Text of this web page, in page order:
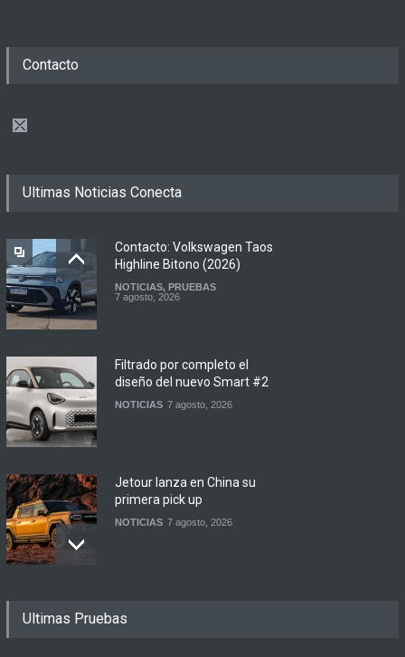
Contacto
Ultimas Noticias Conecta
Contacto: Volkswagen Taos
Highline Bitono (2026)
NOTICIAS, PRUEBAS
7 agosto, 2026
Filtrado por completo el
diseño del nuevo Smart #2
NOTICIAS 7 agosto, 2026
Jetour lanza en China su
primera pick up
NOTICIAS 7 agosto, 2026
renovadas S2 y Skua 150 en
Ultimas Pruebas